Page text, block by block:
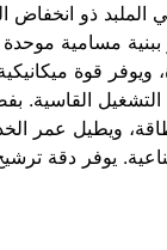
الملبد ذو انخفاض
ببنية مسامية
قوة
التشغيل
ويطيل عمر
يوفر دقة